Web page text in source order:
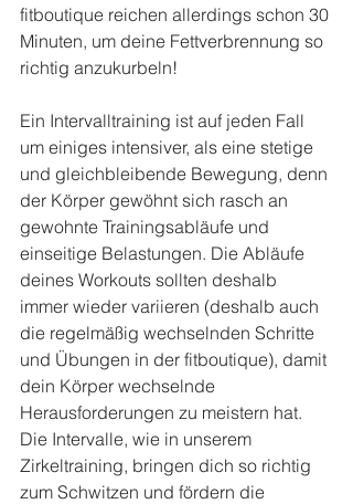
fitboutique reichen allerdings schon 30
Minuten, um deine Fettverbrennung so
richtig anzukurbeln!
Ein Intervalltraining ist auf jeden Fall
um einiges intensiver, als eine stetige
und gleichbleibende Bewegung, denn
der Körper gewöhnt sich rasch an
gewohnte Trainingsabläufe und
einseitige Belastungen. Die Abläufe
deines Workouts sollten deshalb
immer wieder variieren (deshalb auch
die regelmäßig wechselnden Schritte
und Übungen in der fitboutique), damit
dein Körper wechselnde
Herausforderungen zu meistern hat.
Die Intervalle, wie in unserem
Zirkeltraining, bringen dich so richtig
zum Schwitzen und fördern die